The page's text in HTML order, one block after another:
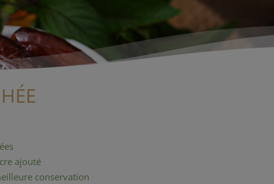
ajouté
conservation